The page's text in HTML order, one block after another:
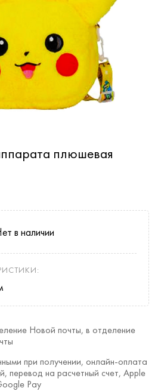
плюшевая
в наличии
Новой почты, в отделение
при получении, онлайн-оплата
перевод на расчетный счет, Apple
Pay